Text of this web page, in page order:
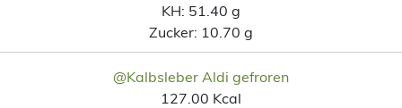
KH: 51.40 g
Zucker: 10.70 g
@Kalbsleber Aldi gefroren
127.00 Kcal